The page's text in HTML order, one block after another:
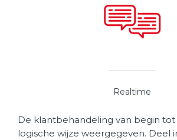
Realtime
De klantbehandeling van begin tot
logische wijze weergegeven. Deel